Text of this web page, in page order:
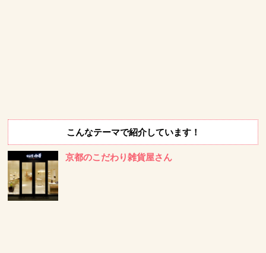
こんなテーマで紹介しています！
京都のこだわり雑貨屋さん